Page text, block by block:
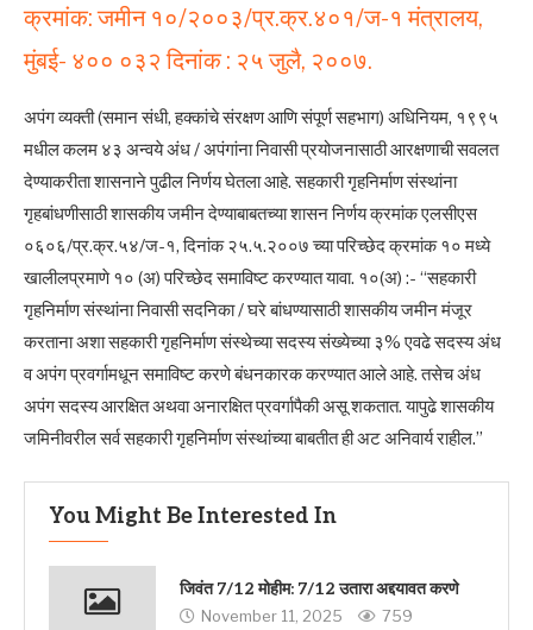
क्रमांक: जमीन १०/२००३/प्र.क्र.४०१/ज-१ मंत्रालय,
मुंबई- ४०० ०३२ दिनांक : २५ जुलै, २००७.
अपंग व्यक्ती (समान संधी, हक्कांचे संरक्षण आणि संपूर्ण सहभाग) अधिनियम, १९९५
मधील कलम ४३ अन्वये अंध / अपंगांना निवासी प्रयोजनासाठी आरक्षणाची सवलत
देण्याकरीता शासनाने पुढील निर्णय घेतला आहे. सहकारी गृहनिर्माण संस्थांना
गृहबांधणीसाठी शासकीय जमीन देण्याबाबतच्या शासन निर्णय क्रमांक एलसीएस
०६०६/प्र.क्र.५४/ज-१, दिनांक २५.५.२००७ च्या परिच्छेद क्रमांक १० मध्ये
खालीलप्रमाणे १० (अ) परिच्छेद समाविष्ट करण्यात यावा. १०(अ) :- “सहकारी
गृहनिर्माण संस्थांना निवासी सदनिका / घरे बांधण्यासाठी शासकीय जमीन मंजूर
करताना अशा सहकारी गृहनिर्माण संस्थेच्या सदस्य संख्येच्या ३% एवढे सदस्य अंध
व अपंग प्रवर्गामधून समाविष्ट करणे बंधनकारक करण्यात आले आहे. तसेच अंध
अपंग सदस्य आरक्षित अथवा अनारक्षित प्रवर्गापैकी असू शकतात. यापुढे शासकीय
जमिनीवरील सर्व सहकारी गृहनिर्माण संस्थांच्या बाबतीत ही अट अनिवार्य राहील.”
You Might Be Interested In
जिवंत 7/12 मोहीम: 7/12 उतारा अद्दयावत करणे
November 11, 2025 759